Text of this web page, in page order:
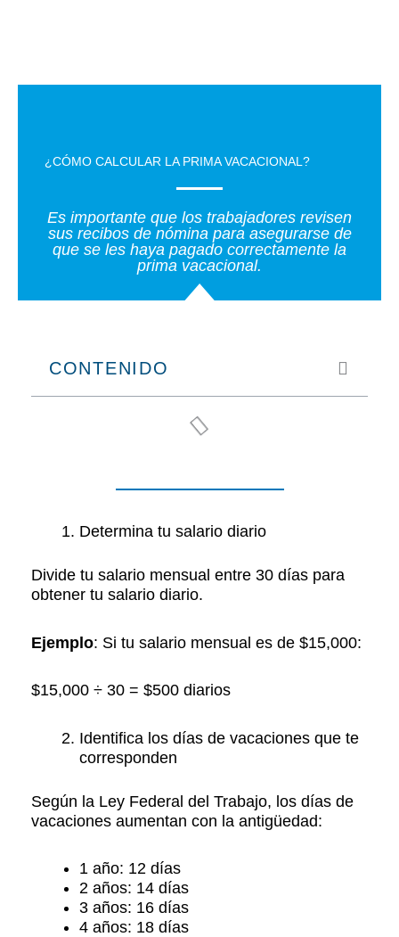
¿CÓMO CALCULAR LA PRIMA VACACIONAL?
Es importante que los trabajadores revisen
sus recibos de nómina para asegurarse de
que se les haya pagado correctamente la
prima vacacional.
CONTENIDO
Determina tu salario diario
Divide tu salario mensual entre 30 días para
obtener tu salario diario.​
Ejemplo: Si tu salario mensual es de $15,000:​
$15,000 ÷ 30 = $500 diarios​
Identifica los días de vacaciones que te
corresponden
Según la Ley Federal del Trabajo, los días de
vacaciones aumentan con la antigüedad:​
1 año: 12 días
2 años: 14 días
3 años: 16 días
4 años: 18 días